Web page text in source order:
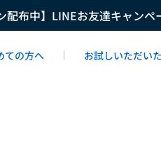
配布中】LINEお友達キャン
ての方へ お試しいただい